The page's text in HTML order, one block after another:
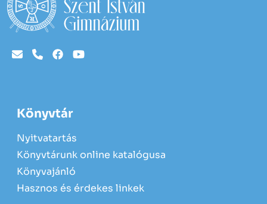
Könyvtár
Nyitvatartás
Könyvtárunk online katalógusa
Könyvajánló
Hasznos és érdekes linkek